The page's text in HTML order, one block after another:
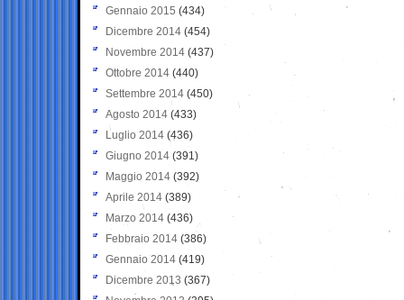
Gennaio 2015 (434)
Dicembre 2014 (454)
Novembre 2014 (437)
Ottobre 2014 (440)
Settembre 2014 (450)
Agosto 2014 (433)
Luglio 2014 (436)
Giugno 2014 (391)
Maggio 2014 (392)
Aprile 2014 (389)
Marzo 2014 (436)
Febbraio 2014 (386)
Gennaio 2014 (419)
Dicembre 2013 (367)